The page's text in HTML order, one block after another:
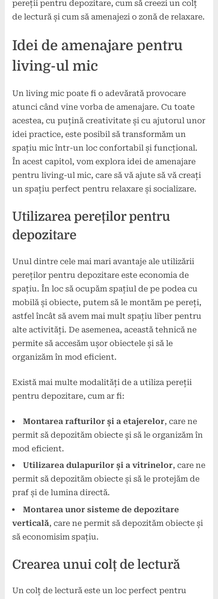
pereții pentru depozitare, cum să creezi un colț
de lectură și cum să amenajezi o zonă de relaxare.
Idei de amenajare pentru
living-ul mic
Un living mic poate fi o adevărată provocare
atunci când vine vorba de amenajare. Cu toate
acestea, cu puțină creativitate și cu ajutorul unor
idei practice, este posibil să transformăm un
spațiu mic într-un loc confortabil și funcțional.
În acest capitol, vom explora idei de amenajare
pentru living-ul mic, care să vă ajute să vă creați
un spațiu perfect pentru relaxare și socializare.
Utilizarea pereților pentru
depozitare
Unul dintre cele mai mari avantaje ale utilizării
pereților pentru depozitare este economia de
spațiu. În loc să ocupăm spațiul de pe podea cu
mobilă și obiecte, putem să le montăm pe pereți,
astfel încât să avem mai mult spațiu liber pentru
alte activități. De asemenea, această tehnică ne
permite să accesăm ușor obiectele și să le
organizăm în mod eficient.
Există mai multe modalități de a utiliza pereții
pentru depozitare, cum ar fi:
Montarea rafturilor și a etajerelor, care ne
permit să depozităm obiecte și să le organizăm în
mod eficient.
Utilizarea dulapurilor și a vitrinelor, care ne
permit să depozităm obiecte și să le protejăm de
praf și de lumina directă.
Montarea unor sisteme de depozitare
verticală, care ne permit să depozităm obiecte și
să economisim spațiu.
Crearea unui colț de lectură
Un colț de lectură este un loc perfect pentru